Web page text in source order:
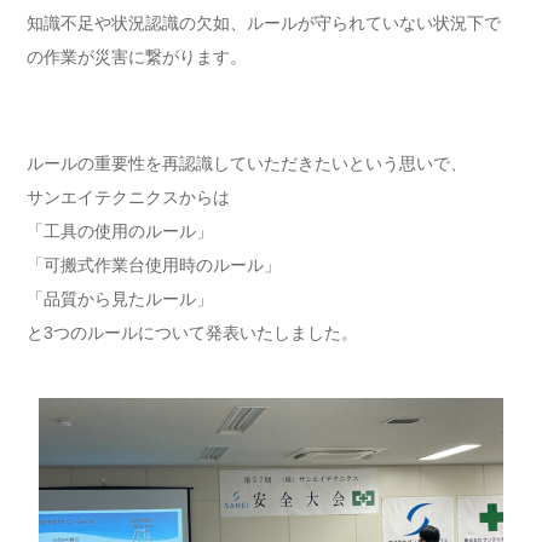
知識不足や状況認識の欠如、ルールが守られていない状況下で
の作業が災害に繋がります。
ルールの重要性を再認識していただきたいという思いで、
サンエイテクニクスからは
「工具の使用のルール」
「可搬式作業台使用時のルール」
「品質から見たルール」
と3つのルールについて発表いたしました。